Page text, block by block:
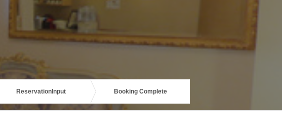
Reservation Input Booking Complete